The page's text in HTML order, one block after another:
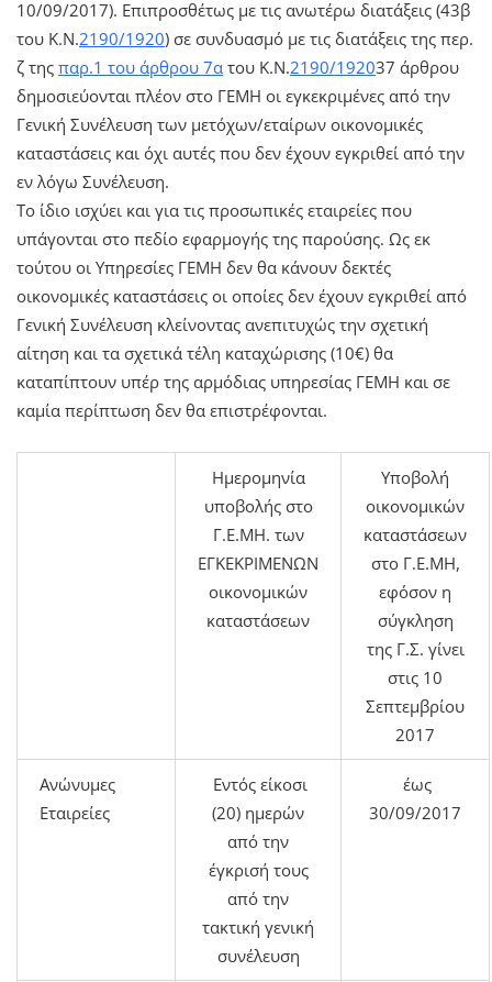
10/09/2017). Επιπροσθέτως με τις ανωτέρω διατάξεις (43β
του Κ.Ν.2190/1920) σε συνδυασμό με τις διατάξεις της περ.
ζ της παρ.1 του άρθρου 7α του Κ.Ν.2190/192037 άρθρου
δημοσιεύονται πλέον στο ΓΕΜΗ οι εγκεκριμένες από την
Γενική Συνέλευση των μετόχων/εταίρων οικονομικές
καταστάσεις και όχι αυτές που δεν έχουν εγκριθεί από την
εν λόγω Συνέλευση.
Το ίδιο ισχύει και για τις προσωπικές εταιρείες που
υπάγονται στο πεδίο εφαρμογής της παρούσης. Ως εκ
τούτου οι Υπηρεσίες ΓΕΜΗ δεν θα κάνουν δεκτές
οικονομικές καταστάσεις οι οποίες δεν έχουν εγκριθεί από
Γενική Συνέλευση κλείνοντας ανεπιτυχώς την σχετική
αίτηση και τα σχετικά τέλη καταχώρισης (10€) θα
καταπίπτουν υπέρ της αρμόδιας υπηρεσίας ΓΕΜΗ και σε
καμία περίπτωση δεν θα επιστρέφονται.
Ημερομηνία
υποβολής στο
Γ.Ε.ΜΗ. των
ΕΓΚΕΚΡΙΜΕΝΩΝ
οικονομικών
καταστάσεων
Υποβολή
οικονομικών
καταστάσεων
στο Γ.Ε.ΜΗ,
εφόσον η
σύγκληση
της Γ.Σ. γίνει
στις 10
Σεπτεμβρίου
2017
Ανώνυμες
Εταιρείες
Εντός είκοσι
(20) ημερών
από την
έγκρισή τους
από την
τακτική γενική
συνέλευση
έως
30/09/2017